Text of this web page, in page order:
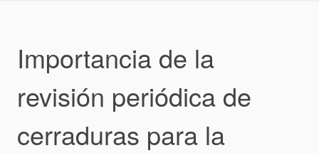
Importancia de la
revisión periódica de
cerraduras para la